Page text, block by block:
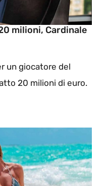
milioni, Cardinale
un giocatore del
20 milioni di euro.